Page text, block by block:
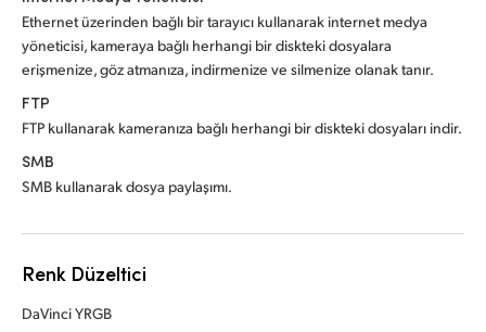
Ethernet üzerinden bağlı bir tarayıcı kullanarak internet medya
yöneticisi, kameraya bağlı herhangi bir diskteki dosyalara
erişmenize, göz atmanıza, indirmenize ve silmenize olanak tanır.
FTP
FTP kullanarak kameranıza bağlı herhangi bir diskteki dosyaları indir.
SMB
SMB kullanarak dosya paylaşımı.
Renk Düzeltici
DaVinci YRGB